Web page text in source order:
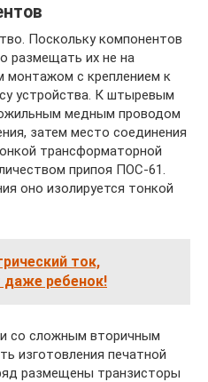
Поскольку компонентов
размещать их не на
монтажом с креплением к
устройства. К штыревым
медным проводом
затем место соединения
трансформаторной
припоя ПОС-61.
оно изолируется тонкой
ток,
ребенок!
со сложным вторичным
изготовления печатной
размещены транзисторы